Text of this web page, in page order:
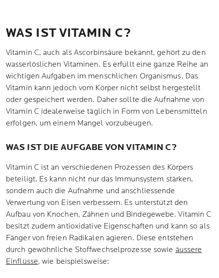
WAS IST VITAMIN C?
Vitamin C, auch als Ascorbinsäure bekannt, gehört zu den
wasserlöslichen Vitaminen. Es erfüllt eine ganze Reihe an
wichtigen Aufgaben im menschlichen Organismus. Das
Vitamin kann jedoch vom Körper nicht selbst hergestellt
oder gespeichert werden. Daher sollte die Aufnahme von
Vitamin C idealerweise täglich in Form von Lebensmitteln
erfolgen, um einem Mangel vorzubeugen.
WAS IST DIE AUFGABE VON VITAMIN C?
Vitamin C ist an verschiedenen Prozessen des Körpers
beteiligt. Es kann nicht nur das Immunsystem stärken,
sondern auch die Aufnahme und anschliessende
Verwertung von Eisen verbessern. Es unterstützt den
Aufbau von Knochen, Zähnen und Bindegewebe. Vitamin C
besitzt zudem antioxidative Eigenschaften und kann so als
Fänger von freien Radikalen agieren. Diese entstehen
durch gewöhnliche Stoffwechselprozesse sowie äussere
Einflüsse, wie beispielsweise: